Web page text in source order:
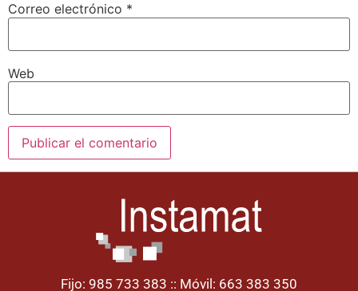
Correo electrónico *
Web
Fijo: 985 733 383 :: Móvil: 663 383 350